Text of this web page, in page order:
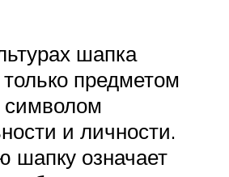
шапка
предметом
и личности.
шапку означает